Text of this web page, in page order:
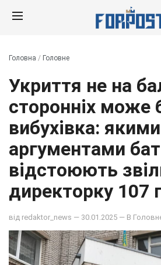
Головна / Головне
Укриття не на
сторонніх може
вибухівка: якими
аргументами
відстоюють
директорку 107
від redaktor_news — 30.01.2025 — В